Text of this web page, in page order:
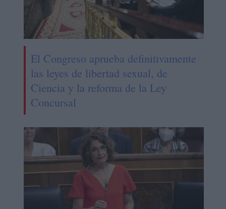
El Congreso aprueba definitivamente
las leyes de libertad sexual, de
Ciencia y la reforma de la Ley
Concursal